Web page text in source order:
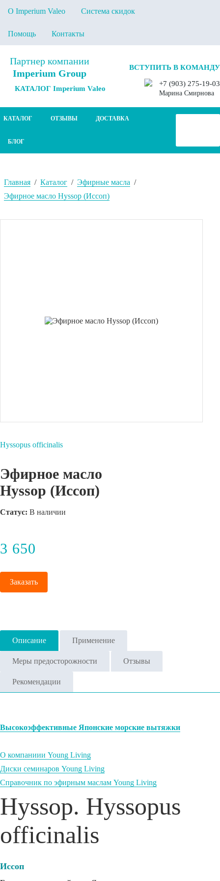
О Imperium Valeo Система скидок
Помощь Контакты
Партнер компании
Imperium Group
ВСТУПИТЬ В КОМАНДУ
КАТАЛОГ Imperium Valeo
+7 (903) 275-19-03
Марина Смирнова
КАТАЛОГ ОТЗЫВЫ ДОСТАВКА
БЛОГ
Главная / Каталог / Эфирные масла /
Эфирное масло Hyssop (Иссоп)
Hyssopus officinalis
Эфирное масло
Hyssop (Иссоп)
Статус: В наличии
3 650
Заказать
Описание Применение
Меры предосторожности Отзывы
Рекомендации
Высокоэффективные Японские морские вытяжки
О компаниии Young Living
Диски семинаров Young Living
Справочник по эфирным маслам Young Living
Hyssop. Hyssopus
officinalis
Иссоп